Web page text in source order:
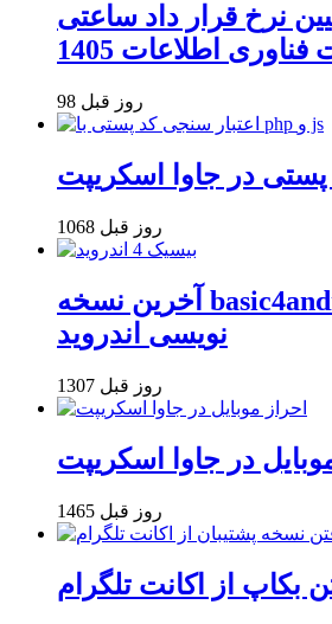
نرخ قرار داد ساعتی
اطلاعات 1405
98 روز قبل
پستی در جاوا اسکریپت
1068 روز قبل
آخرین نسخه basic4android برنامه
نویسی اندروید
1307 روز قبل
در جاوا اسکریپت
1465 روز قبل
بکاپ از اکانت تلگرام